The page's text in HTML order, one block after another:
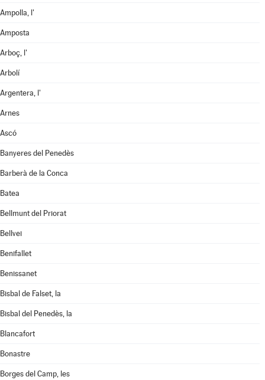
Ampolla, l'
Amposta
Arboç, l'
Arbolí
Argentera, l'
Arnes
Ascó
Banyeres del Penedès
Barberà de la Conca
Batea
Bellmunt del Priorat
Bellvei
Benifallet
Benissanet
Bisbal de Falset, la
Bisbal del Penedès, la
Blancafort
Bonastre
Borges del Camp, les